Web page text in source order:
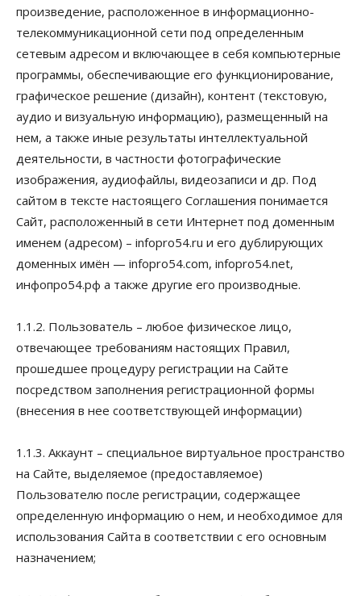
произведение, расположенное в информационно-
телекоммуникационной сети под определенным
сетевым адресом и включающее в себя компьютерные
программы, обеспечивающие его функционирование,
графическое решение (дизайн), контент (текстовую,
аудио и визуальную информацию), размещенный на
нем, а также иные результаты интеллектуальной
деятельности, в частности фотографические
изображения, аудиофайлы, видеозаписи и др. Под
сайтом в тексте настоящего Соглашения понимается
Сайт, расположенный в сети Интернет под доменным
именем (адресом) – infopro54.ru и его дублирующих
доменных имён — infopro54.com, infopro54.net,
инфопро54.рф а также другие его производные.
1.1.2. Пользователь – любое физическое лицо,
отвечающее требованиям настоящих Правил,
прошедшее процедуру регистрации на Сайте
посредством заполнения регистрационной формы
(внесения в нее соответствующей информации)
1.1.3. Аккаунт – специальное виртуальное пространство
на Сайте, выделяемое (предоставляемое)
Пользователю после регистрации, содержащее
определенную информацию о нем, и необходимое для
использования Сайта в соответствии с его основным
назначением;